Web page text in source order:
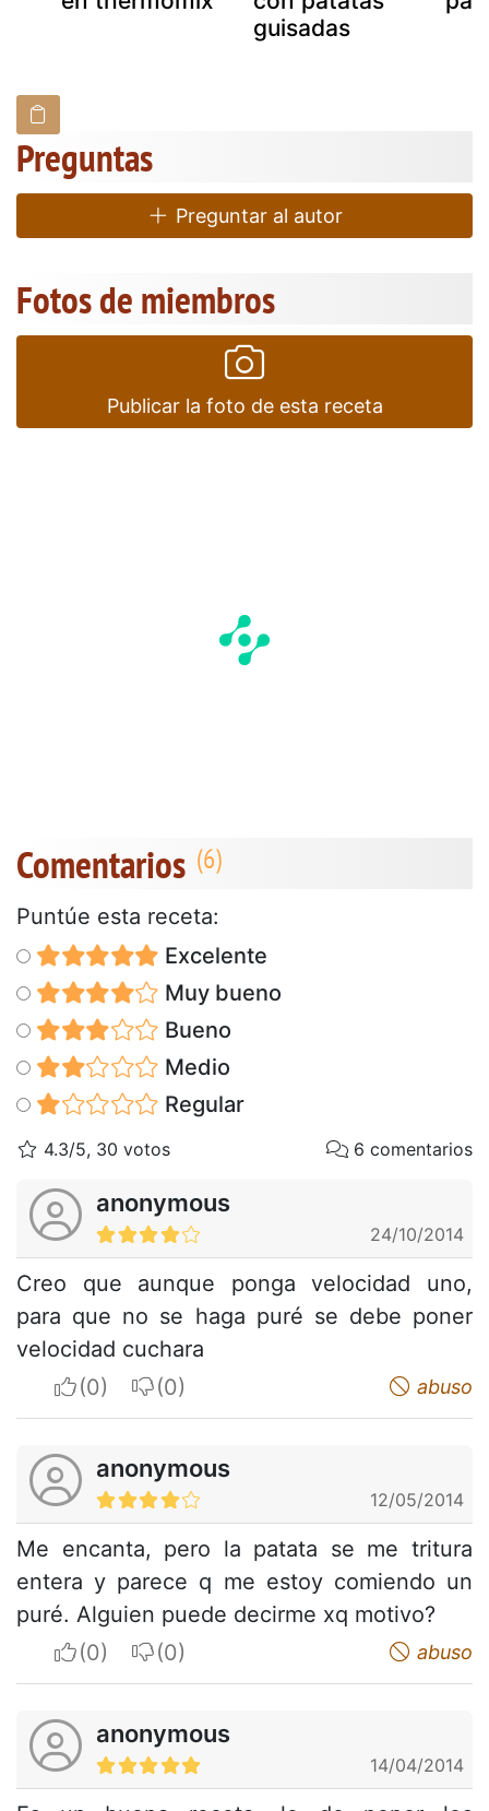
guisadas
Preguntas
Preguntar al autor
Fotos de miembros
Publicar la foto de esta receta
Comentarios
Puntúe esta receta:
Excelente
Muy bueno
Bueno
Medio
Regular
4.3/5, 30 votos 6 comentarios
anonymous
24/10/2014
Creo que aunque ponga velocidad uno,
para que no se haga puré se debe poner
velocidad cuchara
I apreciateI do not appreciate abuso
anonymous
12/05/2014
Me encanta, pero la patata se me tritura
entera y parece q me estoy comiendo un
puré. Alguien puede decirme xq motivo?
I apreciateI do not appreciate abuso
anonymous
14/04/2014